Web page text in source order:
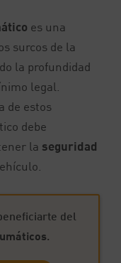
es una
surcos de la
la profundidad
legal.
de estos
debe
la seguridad
del
.